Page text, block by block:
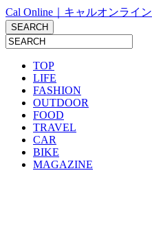
Cal Online｜キャルオンライン
TOP
LIFE
FASHION
OUTDOOR
FOOD
TRAVEL
CAR
BIKE
MAGAZINE